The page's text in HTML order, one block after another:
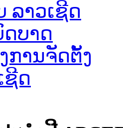
ລາວເຊີດ
ບາດ
ການຈັດຕັ້ງ
ຊີດ